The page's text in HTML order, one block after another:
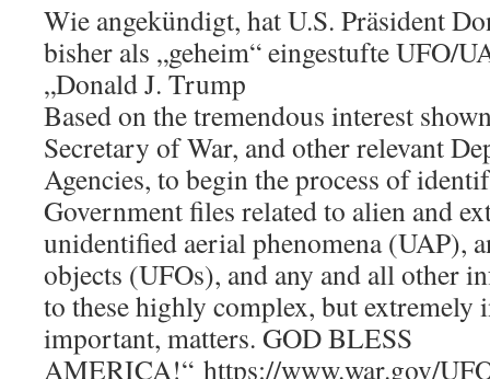
Wie angekündigt, hat U.S. Präsident
bisher als „geheim“ eingestufte UFO/
„Donald J. Trump
Based on the tremendous interest
Secretary of War, and other relevant
Agencies, to begin the process of
Government files related to alien and
unidentified aerial phenomena (UAP),
objects (UFOs), and any and all other
to these highly complex, but extremely
important, matters. GOD BLESS
AMERICA!“ https://www.war.gov/